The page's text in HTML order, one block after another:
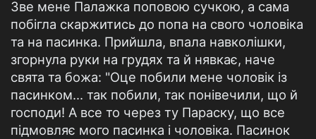
Зве мене Палажка поповою сучкою, а сама
побігла скаржитись до попа на свого чоловіка
та на пасинка. Прийшла, впала навколішки,
згорнула руки на грудях та й нявкає, наче
свята та божа: "Оце побили мене чоловік із
пасинком... так побили, так понівечили, що й
господи! А все то через ту Параску, що все
підмовляє мого пасинка і чоловіка. Пасинок